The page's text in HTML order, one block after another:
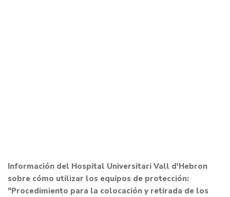
Información del Hospital Universitari Vall d'Hebron
sobre cómo utilizar los equipos de protección:
"Procedimiento para la colocación y retirada de los